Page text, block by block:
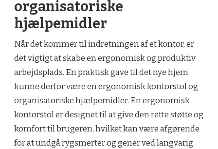
organisatoriske
hjælpemidler
Når det kommer til indretningen af et kontor, er
det vigtigt at skabe en ergonomisk og produktiv
arbejdsplads. En praktisk gave til det nye hjem
kunne derfor være en ergonomisk kontorstol og
organisatoriske hjælpemidler. En ergonomisk
kontorstol er designet til at give den rette støtte og
komfort til brugeren, hvilket kan være afgørende
for at undgå rygsmerter og gener ved langvarig